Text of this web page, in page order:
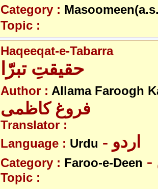
Category :
Topic :
Haqeeqat-e-Tabarra
حقیقتِ تبرّا
Author : Allama Faroogh
فروغ کاظمی
Translator :
Language : Urdu - اردو
Category : Faroo-e-Deen
Topic :